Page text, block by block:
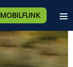
MOBILFUNK